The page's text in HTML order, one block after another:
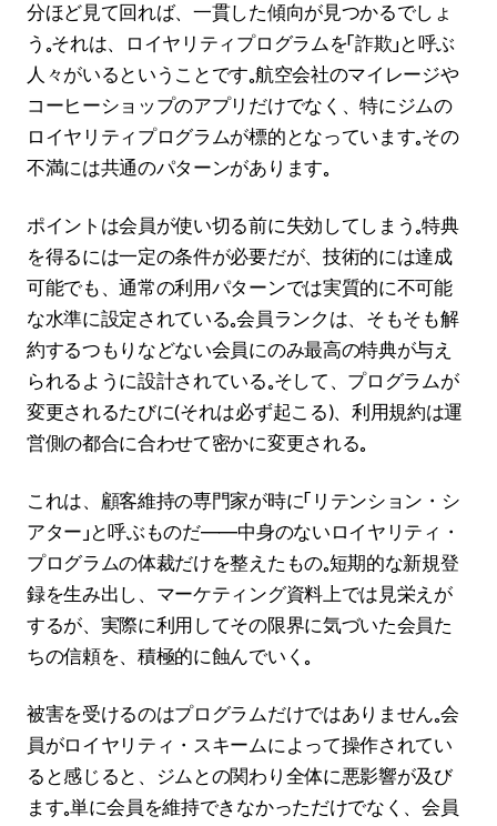
分ほど見て回れば、一貫した傾向が見つかるでしょ
う。それは、ロイヤリティプログラムを「詐欺」と呼ぶ
人々がいるということです。航空会社のマイレージや
コーヒーショップのアプリだけでなく、特にジムの
ロイヤリティプログラムが標的となっています。その
不満には共通のパターンがあります。
ポイントは会員が使い切る前に失効してしまう。特典
を得るには一定の条件が必要だが、技術的には達成
可能でも、通常の利用パターンでは実質的に不可能
な水準に設定されている。会員ランクは、そもそも解
約するつもりなどない会員にのみ最高の特典が与え
られるように設計されている。そして、プログラムが
変更されるたびに（それは必ず起こる）、利用規約は運
営側の都合に合わせて密かに変更される。
これは、顧客維持の専門家が時に「リテンション・シ
アター」と呼ぶものだ――中身のないロイヤリティ・
プログラムの体裁だけを整えたもの。短期的な新規登
録を生み出し、マーケティング資料上では見栄えが
するが、実際に利用してその限界に気づいた会員た
ちの信頼を、積極的に蝕んでいく。
被害を受けるのはプログラムだけではありません。会
員がロイヤリティ・スキームによって操作されてい
ると感じると、ジムとの関わり全体に悪影響が及び
ます。単に会員を維持できなかっただけでなく、会員